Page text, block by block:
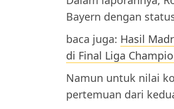
Bayern dengan
baca juga: Hasil
di Final Liga
Namun untuk nilai
pertemuan dari